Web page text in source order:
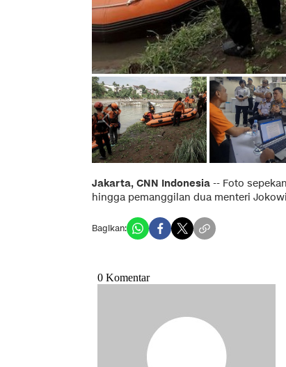
Jakarta, CNN Indonesia -- Foto
hingga pemanggilan dua menteri
Bagikan: